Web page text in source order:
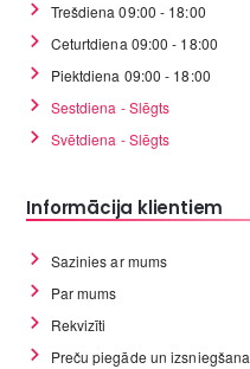
Trešdiena 09:00 - 18:00
Ceturtdiena 09:00 - 18:00
Piektdiena 09:00 - 18:00
Sestdiena - Slēgts
Svētdiena - Slēgts
Informācija klientiem
Sazinies ar mums
Par mums
Rekvizīti
Preču piegāde un izsniegšana